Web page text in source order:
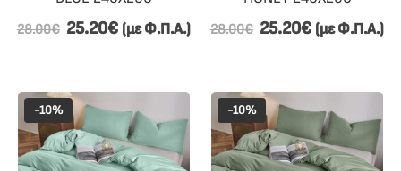
28.00€ 25.20€ (με Φ.Π.Α.) 28.00€ 25.20€ (με Φ.Π.Α.)
-10% -10%